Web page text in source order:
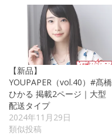
【新品】
YOUPAPER（vol.40）#髙橋
ひかる 掲載2ページ｜大型
配送タイプ
2024年11月29日
類似投稿